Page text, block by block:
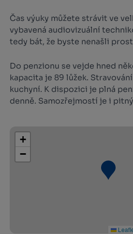
Čas výuky můžete strávit ve
vybavená audiovizuální
tedy bát, že byste nenašli
Do penzionu se vejde hned
kapacita je 89 lůžek.
kuchyní. K dispozici je plná
denně. Samozřejmostí je i
+
−